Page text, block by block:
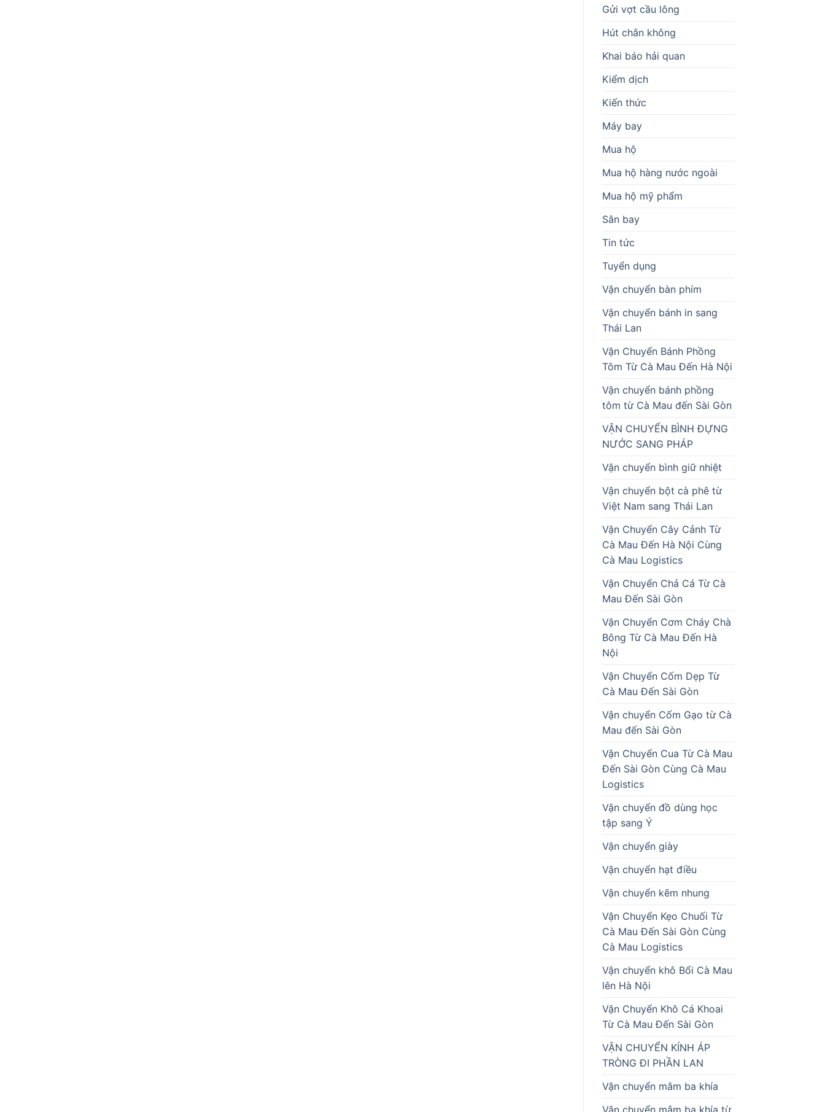
Gửi vợt cầu lông
Hút chân không
Khai báo hải quan
Kiểm dịch
Kiến thức
Máy bay
Mua hộ
Mua hộ hàng nước ngoài
Mua hộ mỹ phẩm
Sân bay
Tin tức
Tuyển dụng
Vận chuyển bàn phím
Vận chuyển bánh in sang
Thái Lan
Vận Chuyển Bánh Phồng
Tôm Từ Cà Mau Đến Hà Nội
Vận chuyển bánh phồng
tôm từ Cà Mau đến Sài Gòn
VẬN CHUYỂN BÌNH ĐỰNG
NƯỚC SANG PHÁP
Vận chuyển bình giữ nhiệt
Vận chuyển bột cà phê từ
Việt Nam sang Thái Lan
Vận Chuyển Cây Cảnh Từ
Cà Mau Đến Hà Nội Cùng
Cà Mau Logistics
Vận Chuyển Chả Cá Từ Cà
Mau Đến Sài Gòn
Vận Chuyển Cơm Cháy Chà
Bông Từ Cà Mau Đến Hà
Nội
Vận Chuyển Cốm Dẹp Từ
Cà Mau Đến Sài Gòn
Vận chuyển Cốm Gạo từ Cà
Mau đến Sài Gòn
Vận Chuyển Cua Từ Cà Mau
Đến Sài Gòn Cùng Cà Mau
Logistics
Vận chuyển đồ dùng học
tập sang Ý
Vận chuyển giày
Vận chuyển hạt điều
Vận chuyển kẽm nhung
Vận Chuyển Kẹo Chuối Từ
Cà Mau Đến Sài Gòn Cùng
Cà Mau Logistics
Vận chuyển khô Bổi Cà Mau
lên Hà Nội
Vận Chuyển Khô Cá Khoai
Từ Cà Mau Đến Sài Gòn
VẬN CHUYỂN KÍNH ÁP
TRÒNG ĐI PHẦN LAN
Vận chuyển mắm ba khía
Vận chuyển mắm ba khía từ